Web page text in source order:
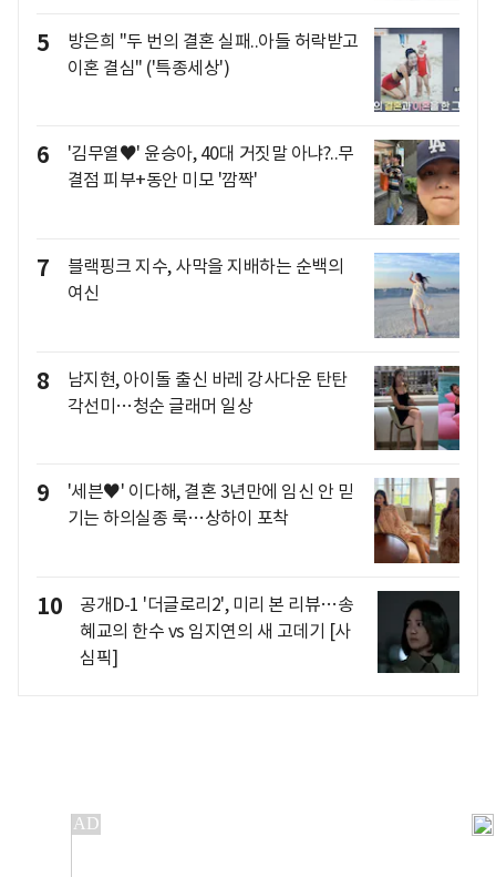
5
방은희 "두 번의 결혼 실패..아들 허락받고
이혼 결심" ('특종세상')
6
'김무열♥' 윤승아, 40대 거짓말 아냐?..무
결점 피부+동안 미모 '깜짝'
7
블랙핑크 지수, 사막을 지배하는 순백의
여신
8
남지현, 아이돌 출신 바레 강사다운 탄탄
각선미…청순 글래머 일상
9
'세븐♥' 이다해, 결혼 3년만에 임신 안 믿
기는 하의실종 룩…상하이 포착
10
공개D-1 '더글로리2', 미리 본 리뷰…송
혜교의 한수 vs 임지연의 새 고데기 [사
심픽]